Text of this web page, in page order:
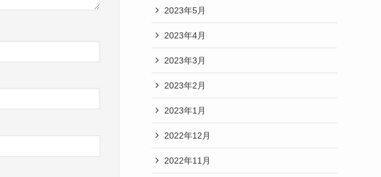
2023年5月
2023年4月
2023年3月
2023年2月
2023年1月
2022年12月
2022年11月